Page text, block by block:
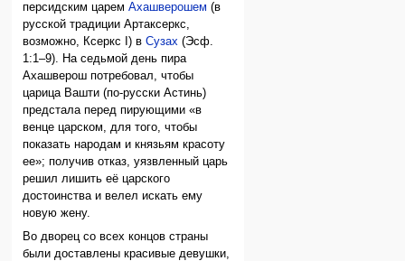
персидским царемАхашверошем (в
русской традиции Артаксеркс,
возможно, Ксеркс I) вСузах (Эсф.
1:1–9). На седьмой день пира
Ахашверош потребовал, чтобы
царица Вашти (по-русски Астинь)
предстала перед пирующими «в
венце царском, для того, чтобы
показать народам и князьям красоту
ее»; получив отказ, уязвленный царь
решил лишить её царского
достоинства и велел искать ему
новую жену.
Во дворец со всех концов страны
были доставлены красивые девушки,